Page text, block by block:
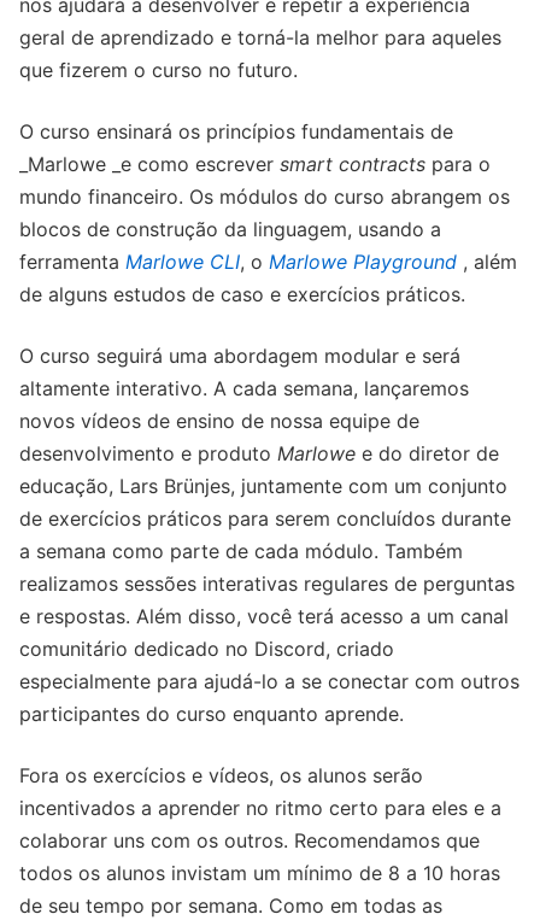
nos ajudará a desenvolver e repetir a experiência
geral de aprendizado e torná-la melhor para aqueles
que fizerem o curso no futuro.
O curso ensinará os princípios fundamentais de
_Marlowe _e como escrever smart contracts para o
mundo financeiro. Os módulos do curso abrangem os
blocos de construção da linguagem, usando a
ferramenta Marlowe CLI, o Marlowe Playground , além
de alguns estudos de caso e exercícios práticos.
O curso seguirá uma abordagem modular e será
altamente interativo. A cada semana, lançaremos
novos vídeos de ensino de nossa equipe de
desenvolvimento e produto Marlowe e do diretor de
educação, Lars Brünjes, juntamente com um conjunto
de exercícios práticos para serem concluídos durante
a semana como parte de cada módulo. Também
realizamos sessões interativas regulares de perguntas
e respostas. Além disso, você terá acesso a um canal
comunitário dedicado no Discord, criado
especialmente para ajudá-lo a se conectar com outros
participantes do curso enquanto aprende.
Fora os exercícios e vídeos, os alunos serão
incentivados a aprender no ritmo certo para eles e a
colaborar uns com os outros. Recomendamos que
todos os alunos invistam um mínimo de 8 a 10 horas
de seu tempo por semana. Como em todas as